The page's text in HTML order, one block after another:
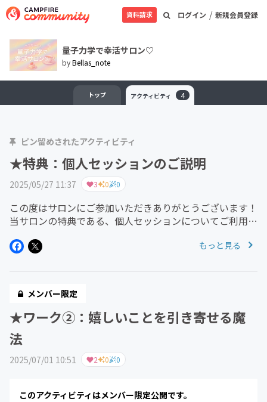
ログイン / 新規会員登録
資料請求
量子力学で幸活サロン♡
byBellas_note
トップ アクティビティ 4
ピン留めされたアクティビティ
★特典：個人セッションのご説明
2025/05/27 11:37 3 0 0
この度はサロンにご参加いただきありがとうございます！
当サロンの特典である、個人セッションについてご利用の
ジ機能」より、叶えたい願望やお悩みについてお送りくだ
もっと見る
メンバー限定
★ワーク②：嬉しいことを引き寄せる魔
法
2025/07/01 10:51 2 0 0
このアクティビティはメンバー限定公開です。